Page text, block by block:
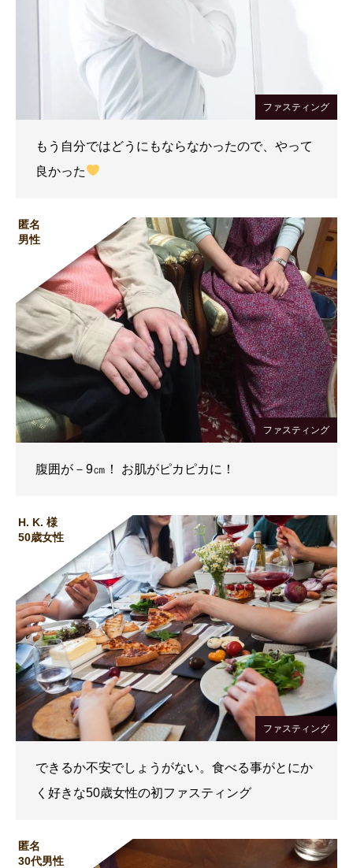
ファスティング
もう自分ではどうにもならなかったので、やって
良かった
匿名
男性
ファスティング
腹囲が－9㎝！ お肌がピカピカに！
H. K. 様
50歳女性
ファスティング
できるか不安でしょうがない。食べる事がとにか
く好きな50歳女性の初ファスティング
匿名
30代男性